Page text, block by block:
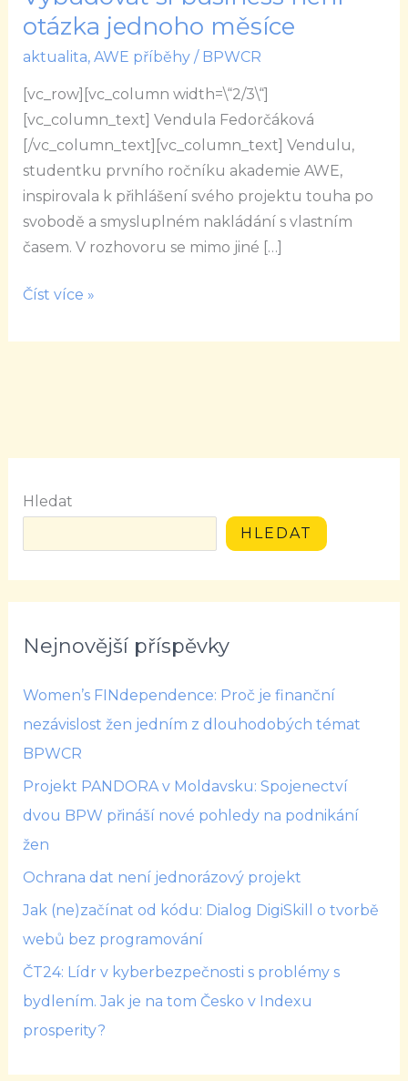
otázka jednoho měsíce
aktualita, AWE příběhy/ BPWCR
[vc_row][vc_column width=\“2/3\“]
[vc_column_text] Vendula Fedorčáková
[/vc_column_text][vc_column_text] Vendulu,
studentku prvního ročníku akademie AWE,
inspirovala k přihlášení svého projektu touha po
svobodě a smysluplném nakládání s vlastním
časem. V rozhovoru se mimo jiné […]
Vybudovat
si
business
není
otázka
jednoho
měsíce
Číst více »
Hledat
HLEDAT
Nejnovější příspěvky
Women’s FINdependence: Proč je finanční
nezávislost žen jedním z dlouhodobých témat
BPWCR
Projekt PANDORA v Moldavsku: Spojenectví
dvou BPW přináší nové pohledy na podnikání
žen
Ochrana dat není jednorázový projekt
Jak (ne)začínat od kódu: Dialog DigiSkill o tvorbě
webů bez programování
ČT24: Lídr v kyberbezpečnosti s problémy s
bydlením. Jak je na tom Česko v Indexu
prosperity?